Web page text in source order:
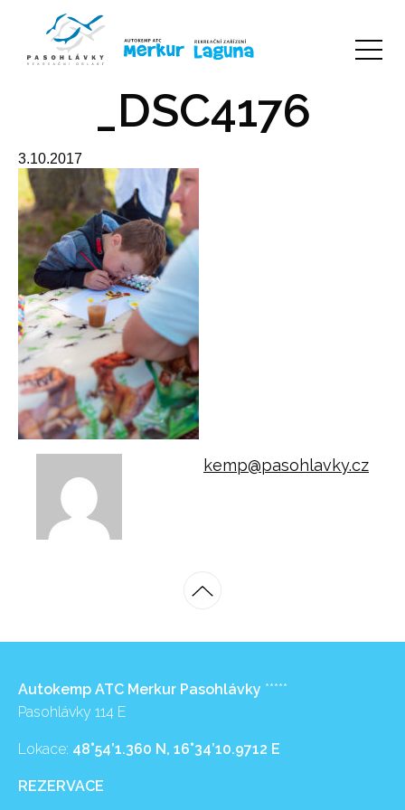
_DSC4176
3.10.2017
kemp@pasohlavky.cz
Autokemp ATC Merkur Pasohlávky *****
Pasohlávky 114 E
Lokace: 48°54’1.360 N, 16°34’10.9712 E
REZERVACE